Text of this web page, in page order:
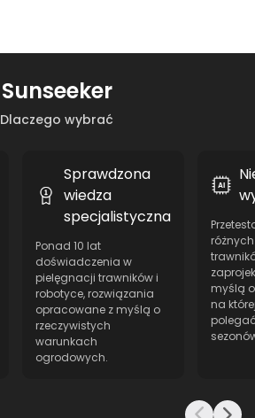
Dlaczego wybrać
Sunseeker
Sprawdzona
wiedza
specjalistyczna
Ponad 10 lat
doświadczenia w
pielęgnacji trawników i
robotyce, rozwiązania
opracowane z myślą o
rzeczywistych
warunkach
ogrodowych.
myślą
na